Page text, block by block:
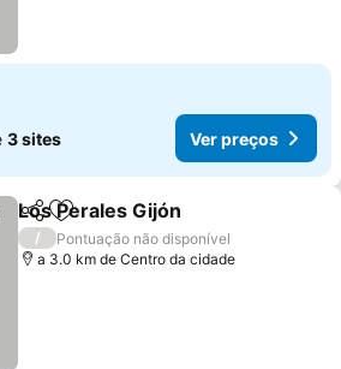
3 sites Ver preços
PartilharAdicionar aos favoritos
Los Perales Gijón
/
Pontuação não disponível
a 3.0 km de Centro da cidade